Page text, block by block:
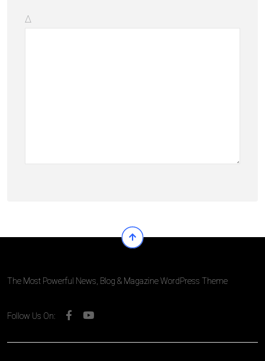
Δ
The Most Powerful News, Blog & Magazine WordPress Theme
Follow Us On: